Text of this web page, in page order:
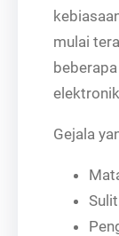
mulai
Gejala